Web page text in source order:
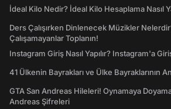
İdeal Kilo Nedir? İdeal Kilo Hesaplama Nasıl
Ders Çalışırken Dinlenecek Müzikler
Çalışamayanlar Toplanın!
Instagram Giriş Nasıl Yapılır? Instagram'a
41 Ülkenin Bayrakları ve Ülke Bayraklarının
GTA San Andreas Hileleri! Oynamaya
Andreas Şifreleri